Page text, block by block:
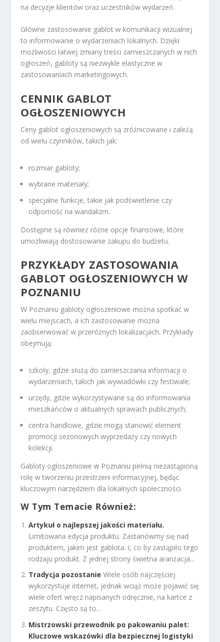
na decyzje klientów oraz uczestników wydarzeń.
Główne zastosowanie gablot w komunikacji wizualnej
to informowanie o wydarzeniach lokalnych. Dzięki
możliwości łatwej zmiany treści zamieszczanych w nich
ogłoszeń, gabloty są niezwykle elastyczne w
zastosowaniach marketingowych.
CENNIK GABLOT
OGŁOSZENIOWYCH
Ceny gablot ogłoszeniowych są zróżnicowane i zależą
od wielu czynników, takich jak:
rozmiar gabloty;
wybrane materiały;
specjalne funkcje, takie jak podświetlenie czy
odporność na wandalizm.
Dostępne są również różne opcje finansowe, które
umożliwiają dostosowanie zakupu do budżetu.
PRZYKŁADY ZASTOSOWANIA
GABLOT OGŁOSZENIOWYCH W
POZNANIU
W Poznaniu gabloty ogłoszeniowe można spotkać w
wielu miejscach, a ich zastosowanie można
zaobserwować w przeróżnych lokalizacjach. Przykłady
obejmują:
szkoły, gdzie służą do zamieszczania informacji o
wydarzeniach, takich jak wywiadówki czy festiwale;
urzędy, gdzie wykorzystywane są do informowania
mieszkańców o aktualnych sprawach publicznych;
centra handlowe, gdzie mogą stanowić element
promocji sezonowych wyprzedaży czy nowych
kolekcji.
Gabloty ogłoszeniowe w Poznaniu pełnią niezastąpioną
rolę w tworzeniu przestrzeni informacyjnej, będąc
kluczowym narzędziem dla lokalnych społeczności.
W Tym Temacie Również:
Artykuł o najlepszej jakości materiału.
Limitowana edycja produktu. Zastanówmy się nad
produktem, jakim jest gablota. I, co by zastąpiło tego
rodzaju produkt. Z jednej strony świetna aranżacja...
Tradycja pozostanie Wiele osób najczęściej
wykorzystuje internet, jednak wciąż może pojawić się
wiele ofert wręcz napisanych odręcznie, na kartce z
zeszytu. Często są to...
Mistrzowski przewodnik po pakowaniu palet:
Kluczowe wskazówki dla bezpiecznej logistyki